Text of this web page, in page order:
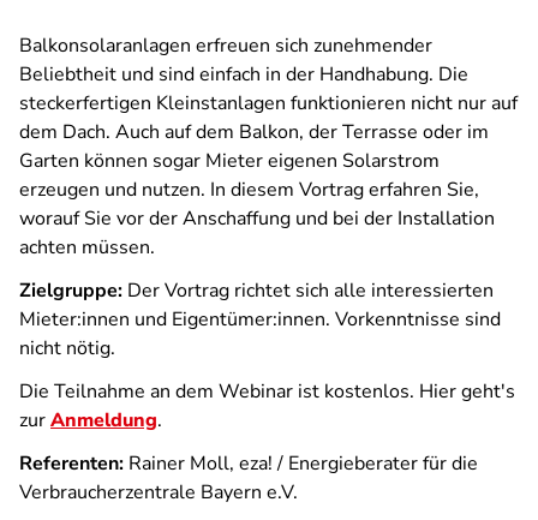
Balkonsolaranlagen erfreuen sich zunehmender
Beliebtheit und sind einfach in der Handhabung. Die
steckerfertigen Kleinstanlagen funktionieren nicht nur auf
dem Dach. Auch auf dem Balkon, der Terrasse oder im
Garten können sogar Mieter eigenen Solarstrom
erzeugen und nutzen. In diesem Vortrag erfahren Sie,
worauf Sie vor der Anschaffung und bei der Installation
achten müssen.
Zielgruppe: Der Vortrag richtet sich alle interessierten
Mieter:innen und Eigentümer:innen. Vorkenntnisse sind
nicht nötig.
Die Teilnahme an dem Webinar ist kostenlos. Hier geht's
zurAnmeldung.
Referenten: Rainer Moll, eza! / Energieberater für die
Verbraucherzentrale Bayern e.V.